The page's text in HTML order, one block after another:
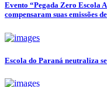
Evento “Pegada Zero Escola
compensaram suas emissões
Escola do Paraná neutraliza